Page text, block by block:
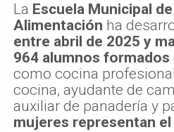
La Escuela Municipal
Alimentación ha
entre abril de 2025 y
964 alumnos formados
como cocina
cocina, ayudante de
auxiliar de panadería y
mujeres representan el